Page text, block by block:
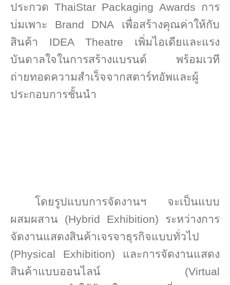
ประกวด ThaiStar Packaging Awards การ
บ่มเพาะ Brand DNA เพื่อสร้างคุณค่าให้กับ
สินค้า IDEA Theatre เพิ่มไอเดียและแรง
บันดาลใจในการสร้างแบรนด์ พร้อมเวที
ถ่ายทอดความสำเร็จจากสตาร์ทอัพและผู้
ประกอบการชั้นนำ
โดยรูปแบบการจัดงานฯ จะเป็นแบบ
ผสมผสาน (Hybrid Exhibition) ระหว่างการ
จัดงานแสดงสินค้าเจรจาธุรกิจแบบทั่วไป
(Physical Exhibition) และการจัดงานแสดง
สินค้าแบบออนไลน์ (Virtual